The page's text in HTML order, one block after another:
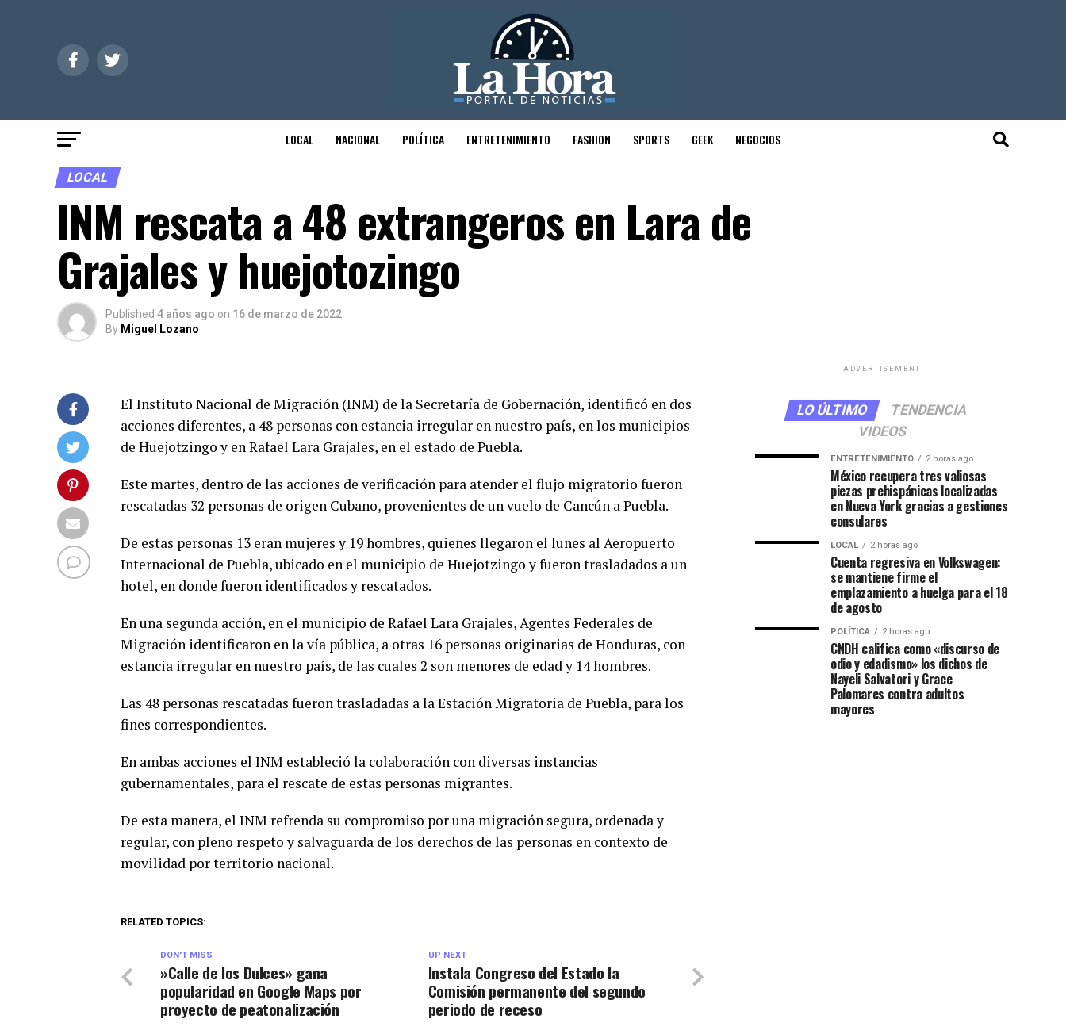
LOCAL NACIONAL POLÍTICA ENTRETENIMIENTO FASHION SPORTS GEEK NEGOCIOS
LOCAL
INM rescata a 48 extrangeros en Lara de
Grajales y huejotozingo
Published 4 años ago on 16 de marzo de 2022
By Miguel Lozano
El Instituto Nacional de Migración (INM) de la Secretaría de Gobernación, identificó en dos
acciones diferentes, a 48 personas con estancia irregular en nuestro país, en los municipios
de Huejotzingo y en Rafael Lara Grajales, en el estado de Puebla.
Este martes, dentro de las acciones de verificación para atender el flujo migratorio fueron
rescatadas 32 personas de origen Cubano, provenientes de un vuelo de Cancún a Puebla.
De estas personas 13 eran mujeres y 19 hombres, quienes llegaron el lunes al Aeropuerto
Internacional de Puebla, ubicado en el municipio de Huejotzingo y fueron trasladados a un
hotel, en donde fueron identificados y rescatados.
En una segunda acción, en el municipio de Rafael Lara Grajales, Agentes Federales de
Migración identificaron en la vía pública, a otras 16 personas originarias de Honduras, con
estancia irregular en nuestro país, de las cuales 2 son menores de edad y 14 hombres.
Las 48 personas rescatadas fueron trasladadas a la Estación Migratoria de Puebla, para los
fines correspondientes.
En ambas acciones el INM estableció la colaboración con diversas instancias
gubernamentales, para el rescate de estas personas migrantes.
De esta manera, el INM refrenda su compromiso por una migración segura, ordenada y
regular, con pleno respeto y salvaguarda de los derechos de las personas en contexto de
movilidad por territorio nacional.
RELATED TOPICS:
UP NEXT
Instala Congreso del Estado la
Comisión permanente del segundo
periodo de receso
DON'T MISS
​»Calle de los Dulces» gana
popularidad en Google Maps por
proyecto de peatonalización
ADVERTISEMENT
LO ÚLTIMO
TENDENCIA
VIDEOS
ENTRETENIMIENTO 2 horas ago
México recupera tres valiosas
piezas prehispánicas localizadas
en Nueva York gracias a gestiones
consulares
LOCAL 2 horas ago
Cuenta regresiva en Volkswagen:
se mantiene firme el
emplazamiento a huelga para el 18
de agosto
POLÍTICA 2 horas ago
CNDH califica como «discurso de
odio y edadismo» los dichos de
Nayeli Salvatori y Grace
Palomares contra adultos
mayores